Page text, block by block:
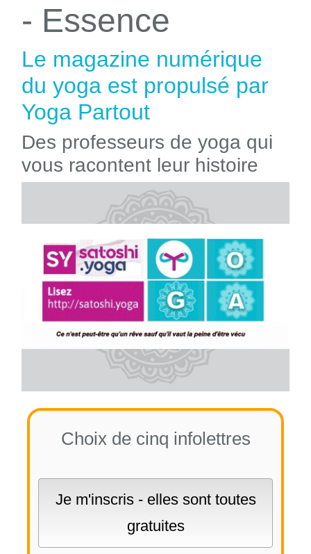
- Essence
Le magazine numérique
du yoga est propulsé par
Yoga Partout
Des professeurs de yoga qui
vous racontent leur histoire
Choix de cinq infolettres